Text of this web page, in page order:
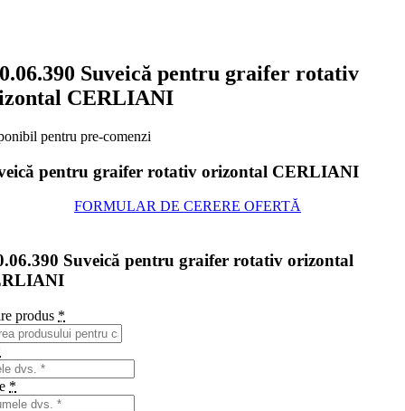
Suveică pentru graifer rotativ
CERLIANI
pentru pre-comenzi
pentru graifer rotativ orizontal CERLIANI
FORMULAR DE CERERE OFERTĂ
Suveică pentru graifer rotativ orizontal
produs *
*